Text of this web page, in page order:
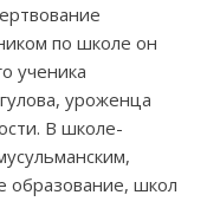
по школе он
ученика
уроженца
В школе-
образование, школ